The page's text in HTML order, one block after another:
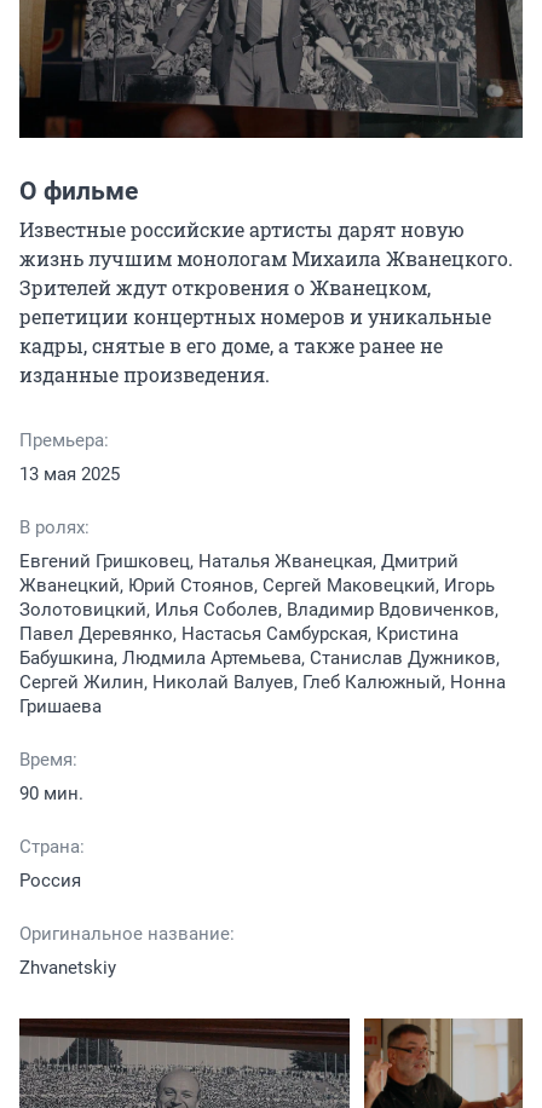
О фильме
Известные российские артисты дарят новую
жизнь лучшим монологам Михаила Жванецкого.
Зрителей ждут откровения о Жванецком,
репетиции концертных номеров и уникальные
кадры, снятые в его доме, а также ранее не
изданные произведения.
Премьера:
13 мая 2025
В ролях:
Евгений Гришковец, Наталья Жванецкая, Дмитрий
Жванецкий, Юрий Стоянов, Сергей Маковецкий, Игорь
Золотовицкий, Илья Соболев, Владимир Вдовиченков,
Павел Деревянко, Настасья Самбурская, Кристина
Бабушкина, Людмила Артемьева, Станислав Дужников,
Сергей Жилин, Николай Валуев, Глеб Калюжный, Нонна
Гришаева
Время:
90 мин.
Страна:
Россия
Оригинальное название:
Zhvanetskiy